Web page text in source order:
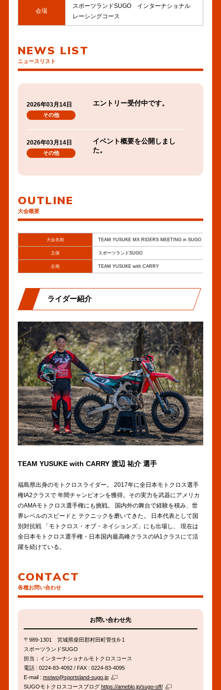
会場
スポーツランドSUGO インターナショナル
レーシングコース
NEWS LIST
ニュースリスト
2026年03月14日
その他
エントリー受付中です。
2026年03月14日
その他
イベント概要を公開しまし
た。
OUTLINE
大会概要
大会名称 TEAM YUSUKE MX RIDERS MEETING in SUGO
主催 スポーツランドSUGO
企画 TEAM YUSUKE with CARRY
ライダー紹介
TEAM YUSUKE with CARRY 渡辺 祐介 選手
福島県出身のモトクロスライダー。 2017年に全日本モトクロス選手
権IA2クラスで 年間チャンピオンを獲得。その実力を武器にアメリカ
のAMAモトクロス選手権にも挑戦。 国内外の舞台で経験を積み、世
界レベルのスピードと テクニックを磨いてきた。 日本代表として国
別対抗戦 「モトクロス・オブ・ネイションズ」にも出場し、 現在は
全日本モトクロス選手権・日本国内最高峰クラスのIA1クラスにて活
躍を続けている。
CONTACT
各種お問い合わせ
お問い合わせ先
〒989-1301 宮城県柴田郡村田町菅生6-1
スポーツランドSUGO
担当：インターナショナルモトクロスコース
電話 : 0224-83-4092 / FAX : 0224-83-4095
E-mail : mstwo@sportsland-sugo.jp
SUGOモトクロスコースブログ https://ameblo.jp/sugo-off/